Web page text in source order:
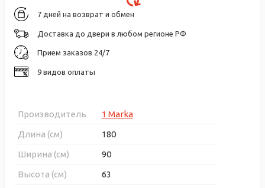
7 дней на возврат и обмен
Доставка до двери в любом регионе РФ
Прием заказов 24/7
9 видов оплаты
Производитель
1 Marka
Длина (см)
180
Ширина (см)
90
Высота (см)
63